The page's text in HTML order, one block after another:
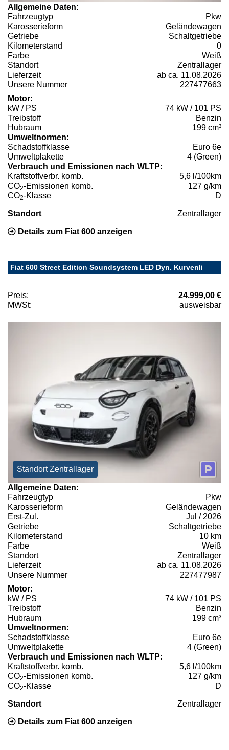
Allgemeine Daten:
Fahrzeugtyp
Pkw
Karosserieform
Geländewagen
Getriebe
Schaltgetriebe
Kilometerstand
0
Farbe
Weiß
Standort
Zentrallager
Lieferzeit
ab ca. 11.08.2026
Unsere Nummer
227477663
Motor:
kW / PS
74 kW / 101 PS
Treibstoff
Benzin
Hubraum
199 cm³
Umweltnormen:
Schadstoffklasse
Euro 6e
Umweltplakette
4 (Green)
Verbrauch und Emissionen nach WLTP:
Kraftstoffverbr. komb.
5,6 l/100km
CO2-Emissionen komb.
127 g/km
CO2-Klasse D
Standort Zentrallager
Details zum Fiat 600 anzeigen
Fiat 600 Street Edition Soundsystem LED Dyn. Kurvenli
Preis:
24.999,00 €
MWSt:
ausweisbar
Standort Zentrallager
Allgemeine Daten:
Fahrzeugtyp
Pkw
Karosserieform
Geländewagen
Erst-Zul.
Jul / 2026
Getriebe
Schaltgetriebe
Kilometerstand
10 km
Farbe
Weiß
Standort
Zentrallager
Lieferzeit
ab ca. 11.08.2026
Unsere Nummer
227477987
Motor:
kW / PS
74 kW / 101 PS
Treibstoff
Benzin
Hubraum
199 cm³
Umweltnormen:
Schadstoffklasse
Euro 6e
Umweltplakette
4 (Green)
Verbrauch und Emissionen nach WLTP:
Kraftstoffverbr. komb.
5,6 l/100km
CO2-Emissionen komb.
127 g/km
CO2-Klasse D
Standort Zentrallager
Details zum Fiat 600 anzeigen